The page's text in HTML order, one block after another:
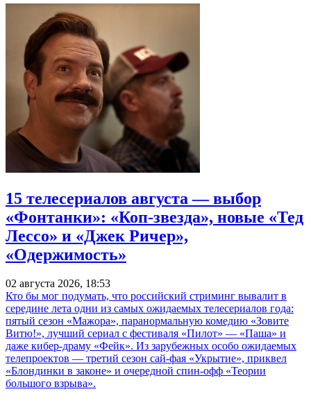
15 телесериалов августа — выбор
«Фонтанки»: «Коп-звезда», новые «Тед
Лессо» и «Джек Ричер»,
«Одержимость»
02 августа 2026, 18:53
Кто бы мог подумать, что российский стриминг вывалит в
середине лета одни из самых ожидаемых телесериалов года:
пятый сезон «Мажора», паранормальную комедию «Зовите
Витю!», лучший сериал с фестиваля «Пилот» — «Паша» и
даже кибер-драму «Фейк». Из зарубежных особо ожидаемых
телепроектов — третий сезон сай-фая «Укрытие», приквел
«Блондинки в законе» и очередной спин-офф «Теории
большого взрыва».